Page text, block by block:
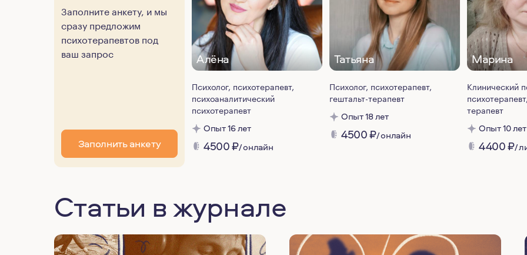
Заполните анкету, и мы
сразу предложим
психотерапевтов под
ваш запрос
Заполнить анкету
Алёна
Психолог, психотерапевт,
психоаналитический
психотерапевт
Опыт 16 лет
4500₽/ онлайн
Татьяна
Психолог, психотерапевт,
гештальт-терапевт
Опыт 18 лет
4500₽/ онлайн
Марина
Клинический
терапевт
Опыт 10 лет
4400₽/
Статьи в журнале